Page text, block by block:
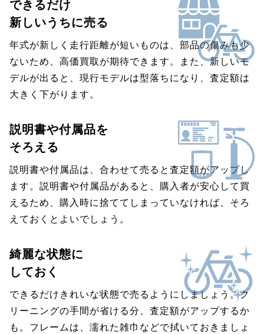
できるだけ
新しいうちに売る
年式が新しく走行距離が短いものは、部品の傷みも少
ないため、高価買取が期待できます。また、新しいモ
デルが出ると、現行モデルは型落ちになり、査定額は
大きく下がります。
説明書や付属品を
そろえる
説明書や付属品は、合わせて売ると査定額がアップし
ます。説明書や付属品があると、購入者が安心して買
えるため、購入時に捨ててしまっていなければ、そろ
えておくとよいでしょう。
綺麗な状態に
しておく
できるだけきれいな状態で売るようにしましょう。ク
リーニングの手間が省ける分、査定額がアップするか
も。フレームは、濡れた雑巾などで拭いておきましょ